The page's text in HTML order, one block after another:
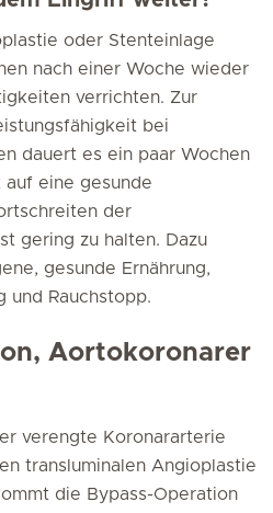
oder Stenteinlage
nach einer Woche wieder
verrichten. Zur
bei
dauert es ein paar Wochen
auf eine gesunde
der
gering zu halten. Dazu
gesunde Ernährung,
und Rauchstopp.
Aortokoronarer
verengte Koronararterie
transluminalen Angioplastie
die Bypass-Operation